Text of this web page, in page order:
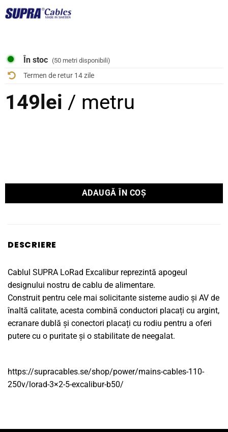
În stoc (50 metri disponibili)
Termen de retur 14 zile
149 lei / metru
ADAUGĂ ÎN COȘ
DESCRIERE
Cablul SUPRA LoRad Excalibur reprezintă apogeul
designului nostru de cablu de alimentare.
Construit pentru cele mai solicitante sisteme audio și AV de
înaltă calitate, acesta combină conductori placați cu argint,
ecranare dublă și conectori placați cu rodiu pentru a oferi
putere cu o puritate și o stabilitate de neegalat.
https://supracables.se/shop/power/mains-cables-110-
250v/lorad-3×2-5-excalibur-b50/